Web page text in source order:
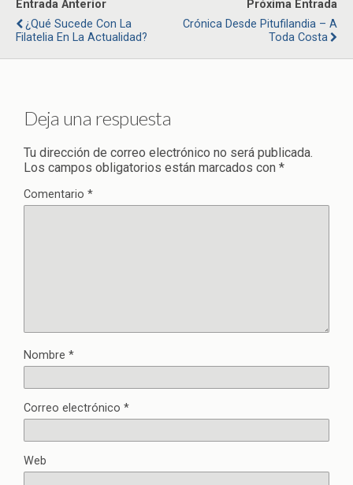
Entrada Anterior
¿Qué Sucede Con La
Filatelia En La Actualidad?
Próxima Entrada
Crónica Desde Pitufilandia – A
Toda Costa
Deja una respuesta
Tu dirección de correo electrónico no será publicada.
Los campos obligatorios están marcados con *
Comentario *
Nombre *
Correo electrónico *
Web